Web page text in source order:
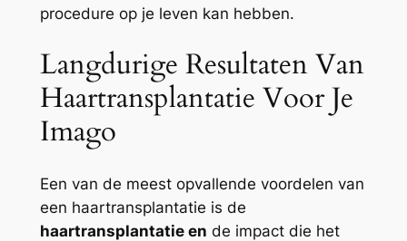
procedure op je leven kan hebben.
Langdurige Resultaten Van
Haartransplantatie Voor Je
Imago
Een van de meest opvallende voordelen van
een haartransplantatie is de
haartransplantatie en de impact die het